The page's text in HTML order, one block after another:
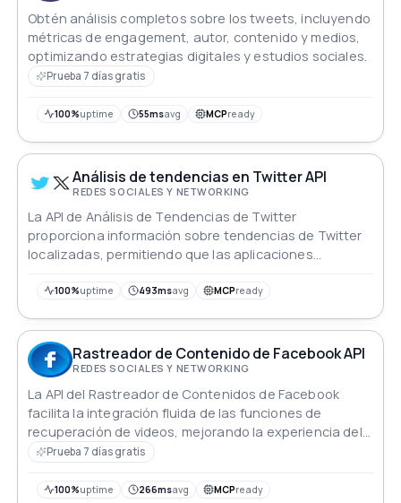
Obtén análisis completos sobre los tweets, incluyendo
métricas de engagement, autor, contenido y medios,
optimizando estrategias digitales y estudios sociales.
Prueba 7 días gratis
100%uptime 55msavg MCPready
Análisis de tendencias en Twitter API
REDES SOCIALES Y NETWORKING
La API de Análisis de Tendencias de Twitter
proporciona información sobre tendencias de Twitter
localizadas, permitiendo que las aplicaciones
100%uptime 493msavg MCPready
Rastreador de Contenido de Facebook API
REDES SOCIALES Y NETWORKING
La API del Rastreador de Contenidos de Facebook
facilita la integración fluida de las funciones de
recuperación de videos, mejorando la experiencia del
usuario y el compromiso en la plataforma de Facebook.
Prueba 7 días gratis
100%uptime 266msavg MCPready